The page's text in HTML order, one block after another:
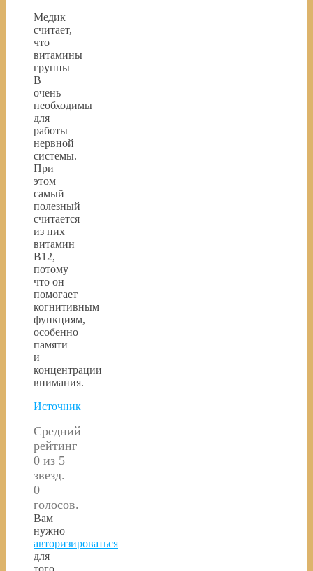
Медик
считает,
что
витамины
группы
B
очень
необходимы
для
работы
нервной
системы.
При
этом
самый
полезный
считается
из них
витамин
B12,
потому
что он
помогает
когнитивным
функциям,
особенно
памяти
и
концентрации
внимания.
Источник
Средний
рейтинг
0 из 5
звезд.
0
голосов.
Вам
нужно
авторизироваться
для
того,